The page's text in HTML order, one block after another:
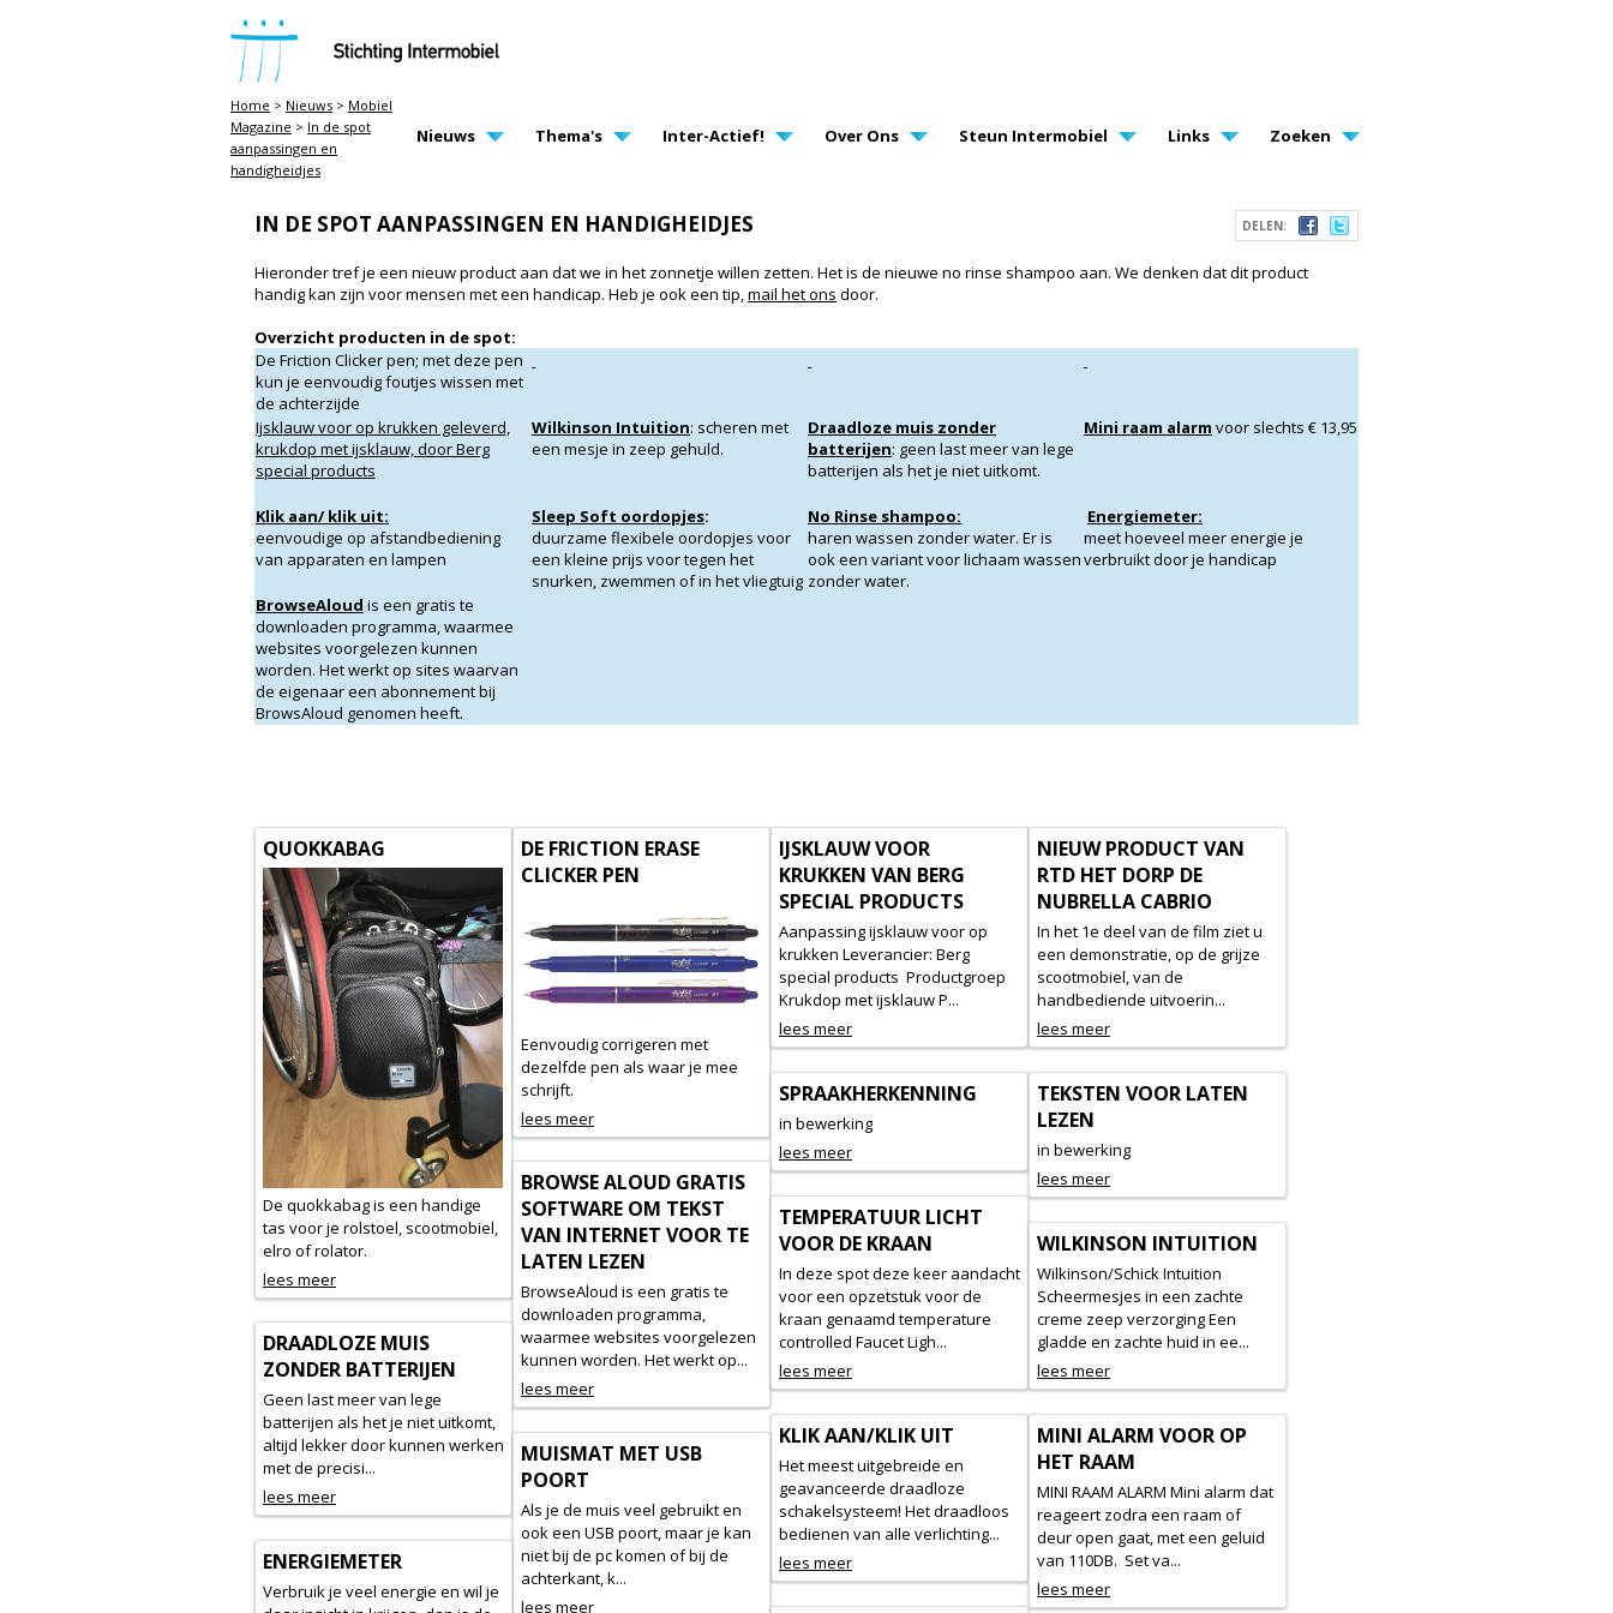
STICHTING INTERMOBIEL
MAIN PAGE NAVIGATION
Nieuws Thema's Inter-Actief! Over Ons Steun Intermobiel Links Zoeken
Home > Nieuws > Mobiel
Magazine > In de spot
aanpassingen en
handigheidjes
DELEN:
IN DE SPOT AANPASSINGEN EN HANDIGHEIDJES
Hieronder tref je een nieuw product aan dat we in het zonnetje willen zetten. Het is de nieuwe no rinse shampoo aan. We denken dat dit product
handig kan zijn voor mensen met een handicap. Heb je ook een tip,mail het ons door.
Overzicht producten in de spot:
De Friction Clicker pen; met deze pen
kun je eenvoudig foutjes wissen met
de achterzijde
Ijsklauw voor op krukken geleverd,
krukdop met ijsklauw, door Berg
special products
Wilkinson Intuition: scheren met
een mesje in zeep gehuld.
Draadloze muis zonder
batterijen: geen last meer van lege
batterijen als het je niet uitkomt.
Mini raam alarm voor slechts € 13,95
Klik aan/ klik uit:
eenvoudige op afstandbediening
van apparaten en lampen
Sleep Soft oordopjes:
duurzame flexibele oordopjes voor
een kleine prijs voor tegen het
snurken, zwemmen of in het vliegtuig
No Rinse shampoo:
haren wassen zonder water. Er is
ook een variant voor lichaam wassen
zonder water.
Energiemeter:
meet hoeveel meer energie je
verbruikt door je handicap
BrowseAloud is een gratis te
downloaden programma, waarmee
websites voorgelezen kunnen
worden. Het werkt op sites waarvan
de eigenaar een abonnement bij
BrowsAloud genomen heeft.
QUOKKABAG
De quokkabag is een handige
tas voor je rolstoel, scootmobiel,
elro of rolator.
lees meer
DE FRICTION ERASE
CLICKER PEN
Eenvoudig corrigeren met
dezelfde pen als waar je mee
schrijft.
lees meer
IJSKLAUW VOOR
KRUKKEN VAN BERG
SPECIAL PRODUCTS
Aanpassing ijsklauw voor op
krukken Leverancier: Berg
special products Productgroep
Krukdop met ijsklauw P...
lees meer
NIEUW PRODUCT VAN
RTD HET DORP DE
NUBRELLA CABRIO
In het 1e deel van de film ziet u
een demonstratie, op de grijze
scootmobiel, van de
handbediende uitvoerin...
lees meer
SPRAAKHERKENNING
in bewerking
lees meer
TEKSTEN VOOR LATEN
LEZEN
in bewerking
lees meer
BROWSE ALOUD GRATIS
SOFTWARE OM TEKST
VAN INTERNET VOOR TE
LATEN LEZEN
BrowseAloud is een gratis te
downloaden programma,
waarmee websites voorgelezen
kunnen worden. Het werkt op...
lees meer
TEMPERATUUR LICHT
VOOR DE KRAAN
In deze spot deze keer aandacht
voor een opzetstuk voor de
kraan genaamd temperature
controlled Faucet Ligh...
lees meer
WILKINSON INTUITION
Wilkinson/Schick Intuition
Scheermesjes in een zachte
creme zeep verzorging Een
gladde en zachte huid in ee...
lees meer
DRAADLOZE MUIS
ZONDER BATTERIJEN
Geen last meer van lege
batterijen als het je niet uitkomt,
altijd lekker door kunnen werken
met de precisi...
lees meer
KLIK AAN/KLIK UIT
Het meest uitgebreide en
geavanceerde draadloze
schakelsysteem! Het draadloos
bedienen van alle verlichting...
lees meer
MINI ALARM VOOR OP
HET RAAM
MINI RAAM ALARM Mini alarm dat
reageert zodra een raam of
deur open gaat, met een geluid
van 110DB. Set va...
lees meer
MUISMAT MET USB
POORT
Als je de muis veel gebruikt en
ook een USB poort, maar je kan
niet bij de pc komen of bij de
achterkant, k...
lees meer
ENERGIEMETER
Verbruik je veel energie en wil je